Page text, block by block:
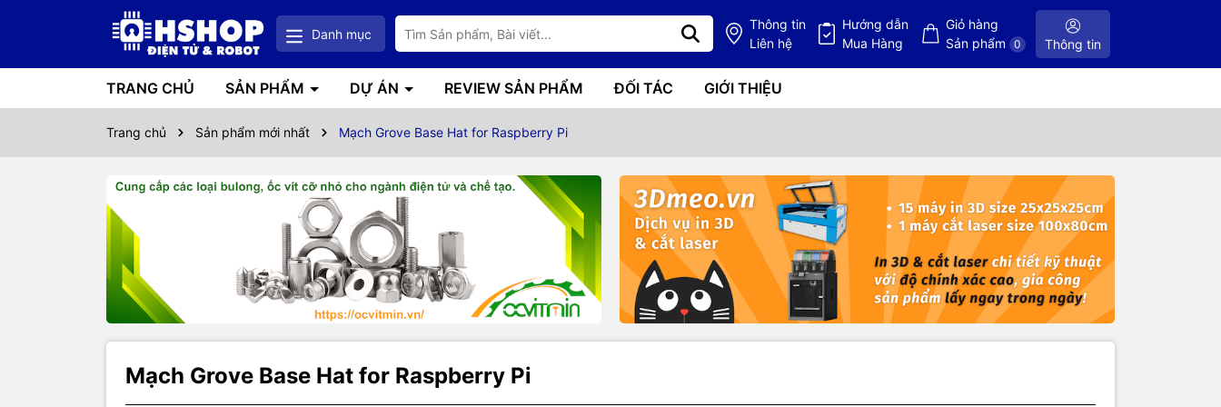
Danh mục
Thông tin
Liên hệ
Hướng dẫn
Mua Hàng
Giỏ hàng
Sản phẩm
0 Thông tin
TRANG CHỦ SẢN PHẨM DỰ ÁN REVIEW SẢN PHẨM ĐỐI TÁC GIỚI THIỆU
Trang chủ Sản phẩm mới nhất Mạch Grove Base Hat for Raspberry Pi
Mạch Grove Base Hat for Raspberry Pi